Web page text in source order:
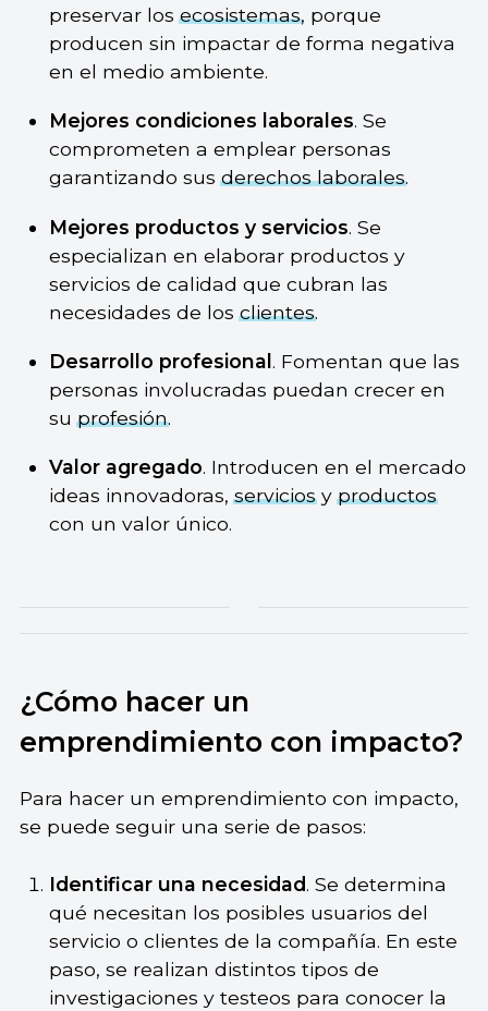
preservar losecosistemas, porque
producen sin impactar de forma negativa
en el medio ambiente.
Mejores condiciones laborales. Se
comprometen a emplear personas
garantizando susderechos laborales.
Mejores productos y servicios. Se
especializan en elaborar productos y
servicios de calidad que cubran las
necesidades de losclientes.
Desarrollo profesional. Fomentan que las
personas involucradas puedan crecer en
suprofesión.
Valor agregado. Introducen en el mercado
ideas innovadoras,serviciosyproductos
con un valor único.
¿Cómo hacer un
emprendimiento con impacto?
Para hacer un emprendimiento con impacto,
se puede seguir una serie de pasos:
Identificar una necesidad. Se determina
qué necesitan los posibles usuarios del
servicio o clientes de la compañía. En este
paso, se realizan distintos tipos de
investigaciones y testeos para conocer la